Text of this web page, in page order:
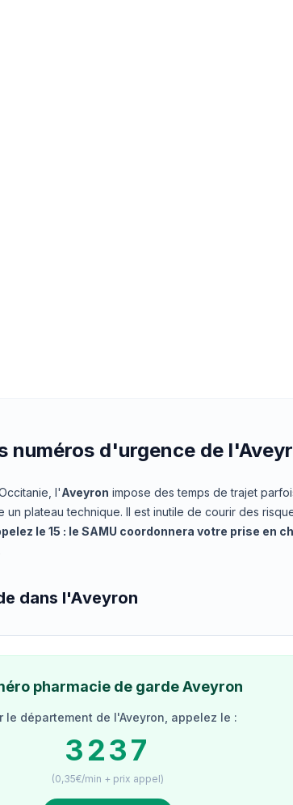
numéros d'urgence de
l'Aveyron impose des temps de trajet
plateau technique. Il est inutile de courir des
le 15 : le SAMU coordonnera votre prise en
dans l'Aveyron
pharmacie de garde Aveyron
le département de l'Aveyron, appelez le :
3237
(0,35€/min + prix appel)